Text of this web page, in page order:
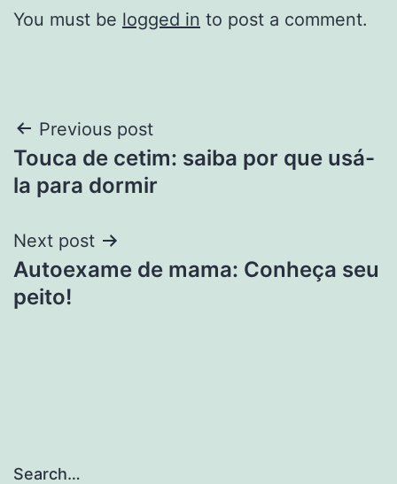
You must be logged in to post a comment.
Post
navigation
Previous post
Touca de cetim: saiba por que usá-
la para dormir
Next post
Autoexame de mama: Conheça seu
peito!
Search…